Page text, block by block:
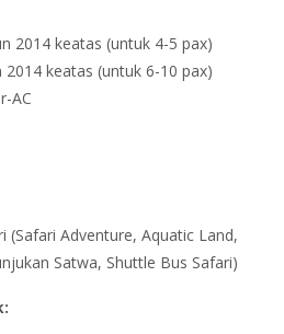
2014 keatas (untuk 4-5 pax)
2014 keatas (untuk 6-10 pax)
AC
(Safari Adventure, Aquatic Land,
Satwa, Shuttle Bus Safari)